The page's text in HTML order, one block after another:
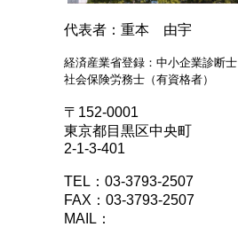
代表者：重本 由宇
経済産業省登録：中小企業診断士
社会保険労務士（有資格者）
〒152-0001
東京都目黒区中央町
2-1-3-401
TEL：03-3793-2507
FAX：03-3793-2507
MAIL：